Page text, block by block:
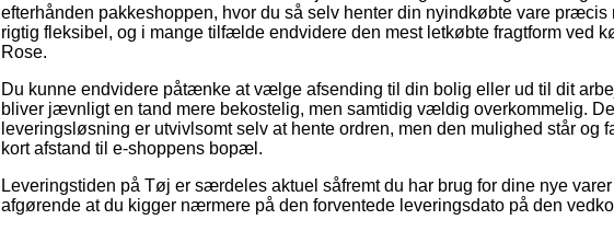
efterhånden pakkeshoppen, hvor du så selv henter din nyindkøbte vare præcis
rigtig fleksibel, og i mange tilfælde endvidere den mest letkøbte fragtform ved
Rose.
Du kunne endvidere påtænke at vælge afsending til din bolig eller ud til dit
bliver jævnligt en tand mere bekostelig, men samtidig vældig overkommelig.
leveringsløsning er utvivlsomt selv at hente ordren, men den mulighed står og
kort afstand til e-shoppens bopæl.
Leveringstiden på Tøj er særdeles aktuel såfremt du har brug for dine nye
afgørende at du kigger nærmere på den forventede leveringsdato på den